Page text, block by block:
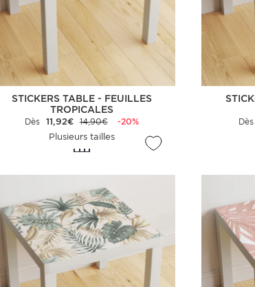
STICKERS TABLE - FEUILLES
TROPICALES
Dès 11,92€ 14,90€
-20%
Plusieurs tailles
Dès